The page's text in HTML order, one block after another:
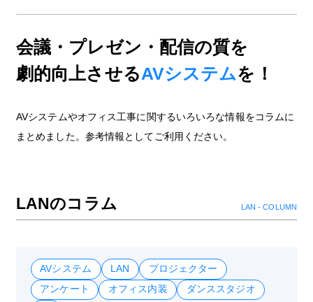
会議・プレゼン・配信の質を
劇的向上させるAVシステムを！
AVシステムやオフィス工事に関するいろいろな情報をコラムに
まとめました。参考情報としてご利用ください。
LANのコラム LAN - COLUMN
AVシステム LAN
プロジェクター
アンケート
オフィス内装
ダンススタジオ